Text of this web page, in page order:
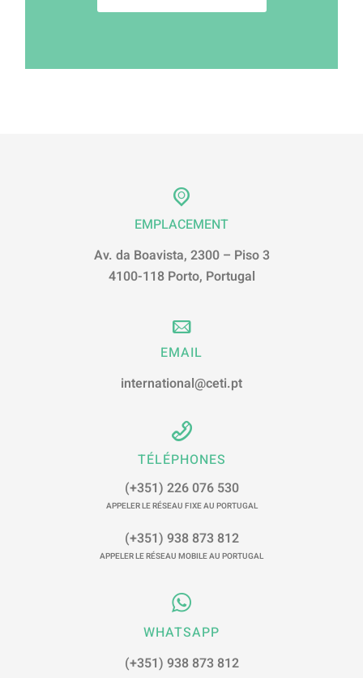
EMPLACEMENT
Av. da Boavista, 2300 – Piso 3
4100-118 Porto, Portugal
EMAIL
international@ceti.pt
TÉLÉPHONES
(+351) 226 076 530
APPELER LE RÉSEAU FIXE AU PORTUGAL
(+351) 938 873 812
APPELER LE RÉSEAU MOBILE AU PORTUGAL
WHATSAPP
(+351) 938 873 812